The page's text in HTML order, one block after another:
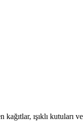
ışıklı kutuları